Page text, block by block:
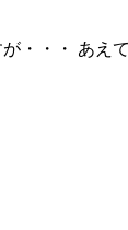
・・・ あえ